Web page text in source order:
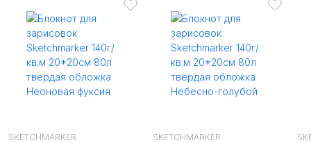
SKETCHMARKER SKETCHMARKER